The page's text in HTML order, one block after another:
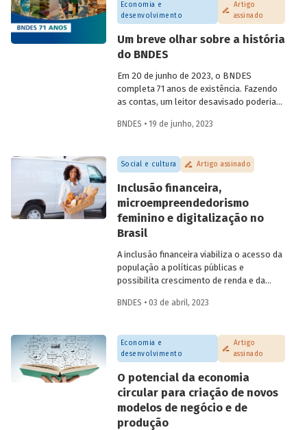
abordando questões técnicas a serem
detalhadas e o que isso representa no
contexto de transição energética para
economia neutra em carbono.
Economia e
desenvolvimento
Artigo
assinado
Um breve olhar sobre a história
do BNDES
Em 20 de junho de 2023, o BNDES
completa 71 anos de existência. Fazendo
as contas, um leitor desavisado poderia
“S” só viria trinta anos depois) estaria
Essas políticas seriam características do
segundo Governo Vargas (1951-1954), que
em 1953, ponto máximo da campanha “o
petróleo é nosso”. Essa, porém, é uma
visão simplificada da nossa história. Saiba
mais sobre a pluralidade de ideias
da economista e assessora da
Presidência do BNDES Lavinia Barros de
Castro.
BNDES • 19 de junho, 2023
Social e cultura Artigo assinado
Inclusão financeira,
microempreendedorismo
feminino e digitalização no
Brasil
A inclusão financeira viabiliza o acesso da
população a políticas públicas e
possibilita crescimento de renda e da
acesso a serviços financeiros no Brasil
desigualdades presentes na sociedade.
Este artigo, assinado por Helena Tenório,
faz um breve diagnóstico desse tema e
aponta possíveis efeitos positivos
decorrentes da digitalização financeira,
com atenção especial à participação das
mulheres.
BNDES • 03 de abril, 2023
Economia e
desenvolvimento
Artigo
assinado
O potencial da economia
circular para criação de novos
modelos de negócio e de
produção